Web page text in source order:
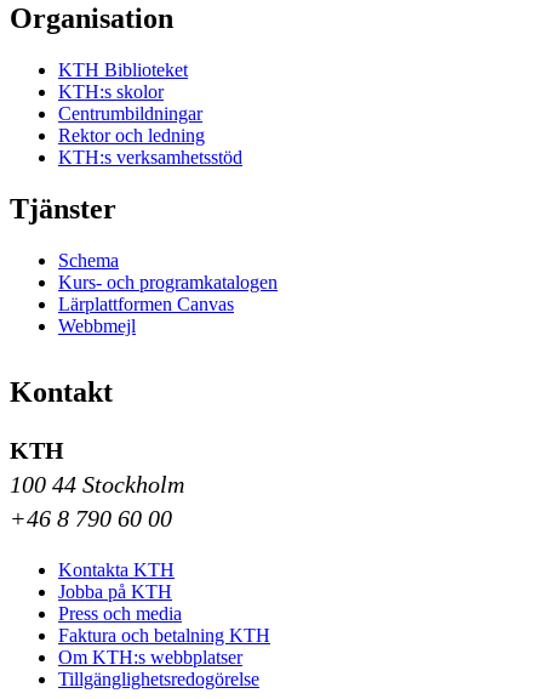
Organisation
KTH Biblioteket
KTH:s skolor
Centrumbildningar
Rektor och ledning
KTH:s verksamhetsstöd
Tjänster
Schema
Kurs- och programkatalogen
Lärplattformen Canvas
Webbmejl
Kontakt
KTH
100 44 Stockholm
+46 8 790 60 00
Kontakta KTH
Jobba på KTH
Press och media
Faktura och betalning KTH
Om KTH:s webbplatser
Tillgänglighetsredogörelse